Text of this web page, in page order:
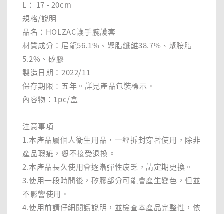
L： 17 - 20cm
規格/說明
品名：HOLZAC護手腕護套
材質成分：尼龍56.1%、聚脂纖維38.7%、聚胺脂
5.2%、矽膠
製造日期：2022/11
保存期限：五年。詳見產品包裝標示。
內容物：1pc/盒
注意事項
1.本產品屬個人衛生用品，一經拆封穿著使用，除非
產品瑕疵，恕不接受退換。
2.本產品長久使用會逐漸彈性疲乏，請定期更換。
3.使用一段時間後，矽膠部分可能會產生變色，但並
不影響使用。
4.使用前請仔細閱讀說明，並檢查本產品完整性，依